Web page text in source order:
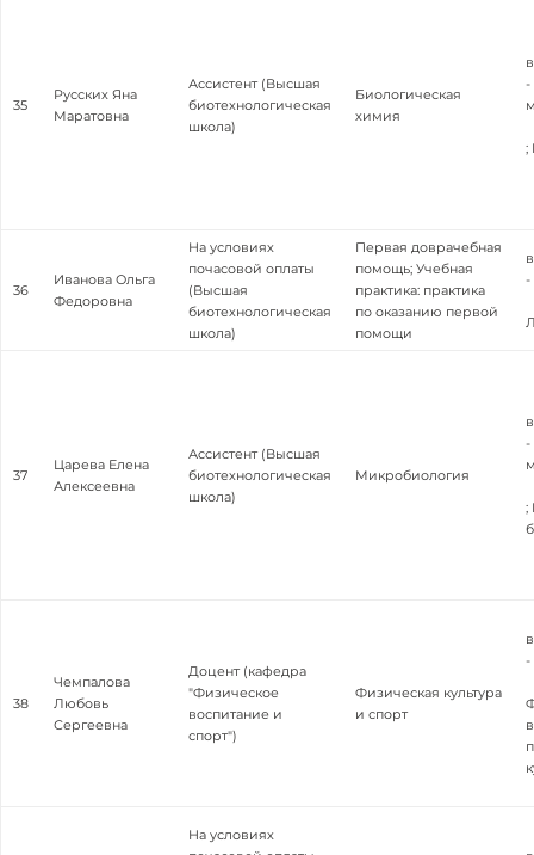
35
Русских Яна
Маратовна
Ассистент (Высшая
биотехнологическая
школа)
Биологическая
химия
-
;
36
Иванова Ольга
Федоровна
На условиях
почасовой оплаты
(Высшая
биотехнологическая
школа)
Первая доврачебная
помощь; Учебная
практика: практика
по оказанию первой
помощи
-
37
Царева Елена
Алексеевна
Ассистент (Высшая
биотехнологическая
школа)
Микробиология
-
;
38
Чемпалова
Любовь
Сергеевна
Доцент (кафедра
"Физическое
воспитание и
спорт")
Физическая культура
и спорт
-
На условиях